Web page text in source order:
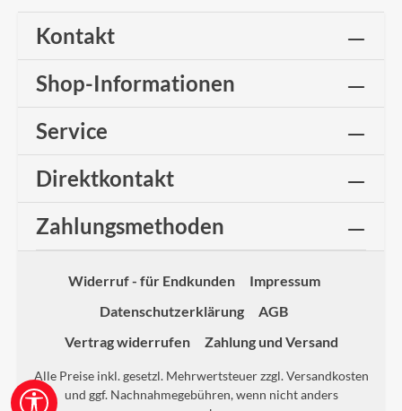
Kontakt
Shop-Informationen
Service
Direktkontakt
Zahlungsmethoden
Widerruf - für Endkunden
Impressum
Datenschutzerklärung
AGB
Vertrag widerrufen
Zahlung und Versand
Alle Preise inkl. gesetzl. Mehrwertsteuer zzgl.Versandkosten
und ggf. Nachnahmegebühren, wenn nicht anders
Werkzeugleiste anzeigen